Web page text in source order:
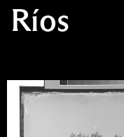
Ríos